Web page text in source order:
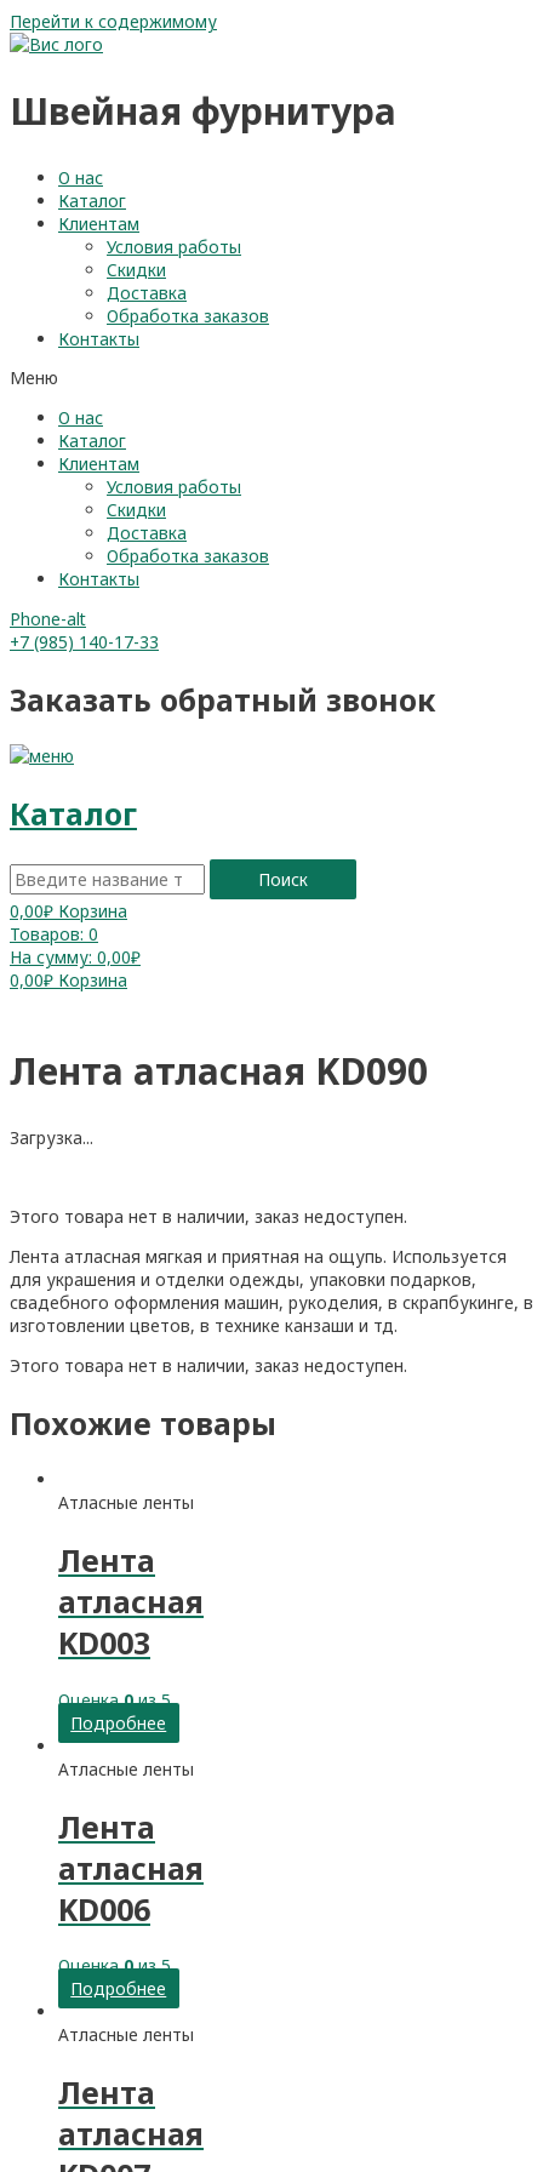
Перейти к содержимому
Швейная фурнитура
О нас
Каталог
Клиентам
Условия работы
Скидки
Доставка
Обработка заказов
Контакты
Меню
О нас
Каталог
Клиентам
Условия работы
Скидки
Доставка
Обработка заказов
Контакты
Phone-alt
+7 (985) 140-17-33
Заказать обратный звонок
Каталог
Поиск
0,00₽ Корзина
Товаров: 0
На сумму: 0,00₽
0,00₽ Корзина
Лента атласная KD090
Загрузка...
Этого товара нет в наличии, заказ недоступен.
Лента атласная мягкая и приятная на ощупь. Используется
для украшения и отделки одежды, упаковки подарков,
свадебного оформления машин, рукоделия, в скрапбукинге, в
изготовлении цветов, в технике канзаши и тд.
Этого товара нет в наличии, заказ недоступен.
Похожие товары
Атласные ленты
Лента
атласная
KD003
Оценка0из 5
Подробнее
Атласные ленты
Лента
атласная
KD006
Оценка0из 5
Подробнее
Атласные ленты
Лента
атласная